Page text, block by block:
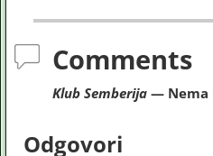
Comments
Klub Semberija— Nema
Odgovori